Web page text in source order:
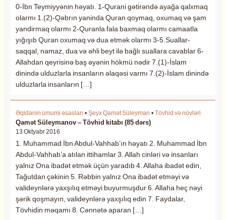
0-İbn Teymiyyənin həyatı. 1-Qurani gətirəndə ayağa qalxmaq
olarmı 1.(2)-Qəbrın yaninda Quran qoymaq, oxumaq və şam
yandirmaq olarmı 2-Quranla fala baxmaq olarmı camaatla
yığışıb Quran oxumaq və dua etmək olarmı 3-5.Suallar-
saqqal, namaz, dua və əhli beyt ilə bağlı suallara cavablar 6-
Allahdan qeyrisinə baş əyənin hökmü nədir 7.(1)-İslam
dinində ulduzlarla insanların əlaqəsi varmı 7.(2)-İslam dinində
ulduzlarla insanların […]
Əqidənin ümumi əsasları • Şeyx Qamət Süleyman • Tövhid və növləri
Qamət Süleymanov – Tövhid kitabı (85 dərs)
13 Oktyabr 2016
1. Muhammad İbn Abdul-Vahhab’ın həyatı 2. Muhammad İbn
Abdul-Vahhab’a atılan ittihamlar 3. Allah cinləri və insanları
yalnız Ona ibadət etmək üçün yaradıb 4. Allaha ibadət edin,
Tağutdan çəkinin 5. Rəbbin yalnız Ona ibadət etməyi və
valideynlərə yaxşılıq etməyi buyurmuşdur 6. Allaha heç nəyi
şərik qoşmayın, valideynlərə yaxşılıq edin 7. Faydalar,
Tövhidin məqamı 8. Cənnətə aparan […]